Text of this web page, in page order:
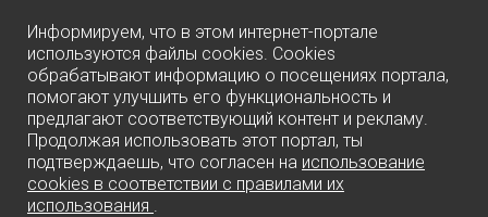
Информируем, что в этом интернет-портале
используются файлы cookies. Cookies
обрабатывают информацию о посещениях портала,
помогают улучшить его функциональность и
предлагают соответствующий контент и рекламу.
Продолжая использовать этот портал, ты
подтверждаешь, что согласен на использование
cookies в соответствии с правилами их
использования .